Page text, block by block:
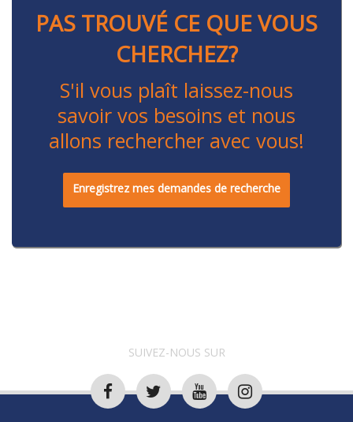
PAS TROUVÉ CE QUE VOUS
CHERCHEZ?
S'il vous plaît laissez-nous
savoir vos besoins et nous
allons rechercher avec vous!
Enregistrez mes demandes de recherche
SUIVEZ-NOUS SUR